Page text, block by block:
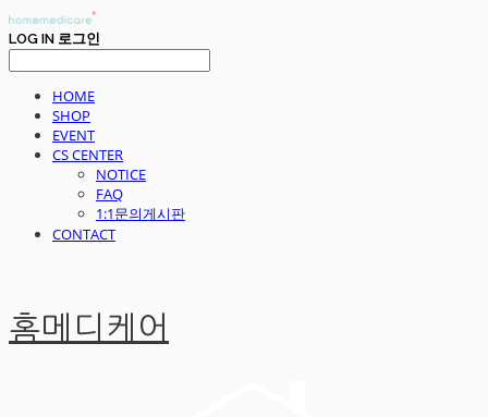
LOG IN 로그인
HOME
SHOP
EVENT
CS CENTER
NOTICE
FAQ
1:1문의게시판
CONTACT
홈메디케어